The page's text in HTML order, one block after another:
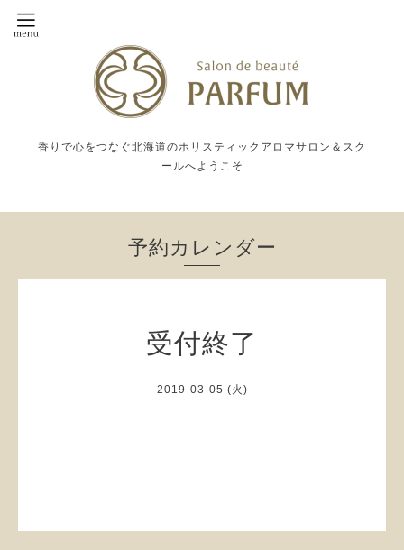
香りで心をつなぐ北海道のホリスティックアロマサロン＆スク
ールへようこそ
予約カレンダー
受付終了
2019-03-05 (火)